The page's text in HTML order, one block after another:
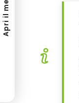
Apri il menu